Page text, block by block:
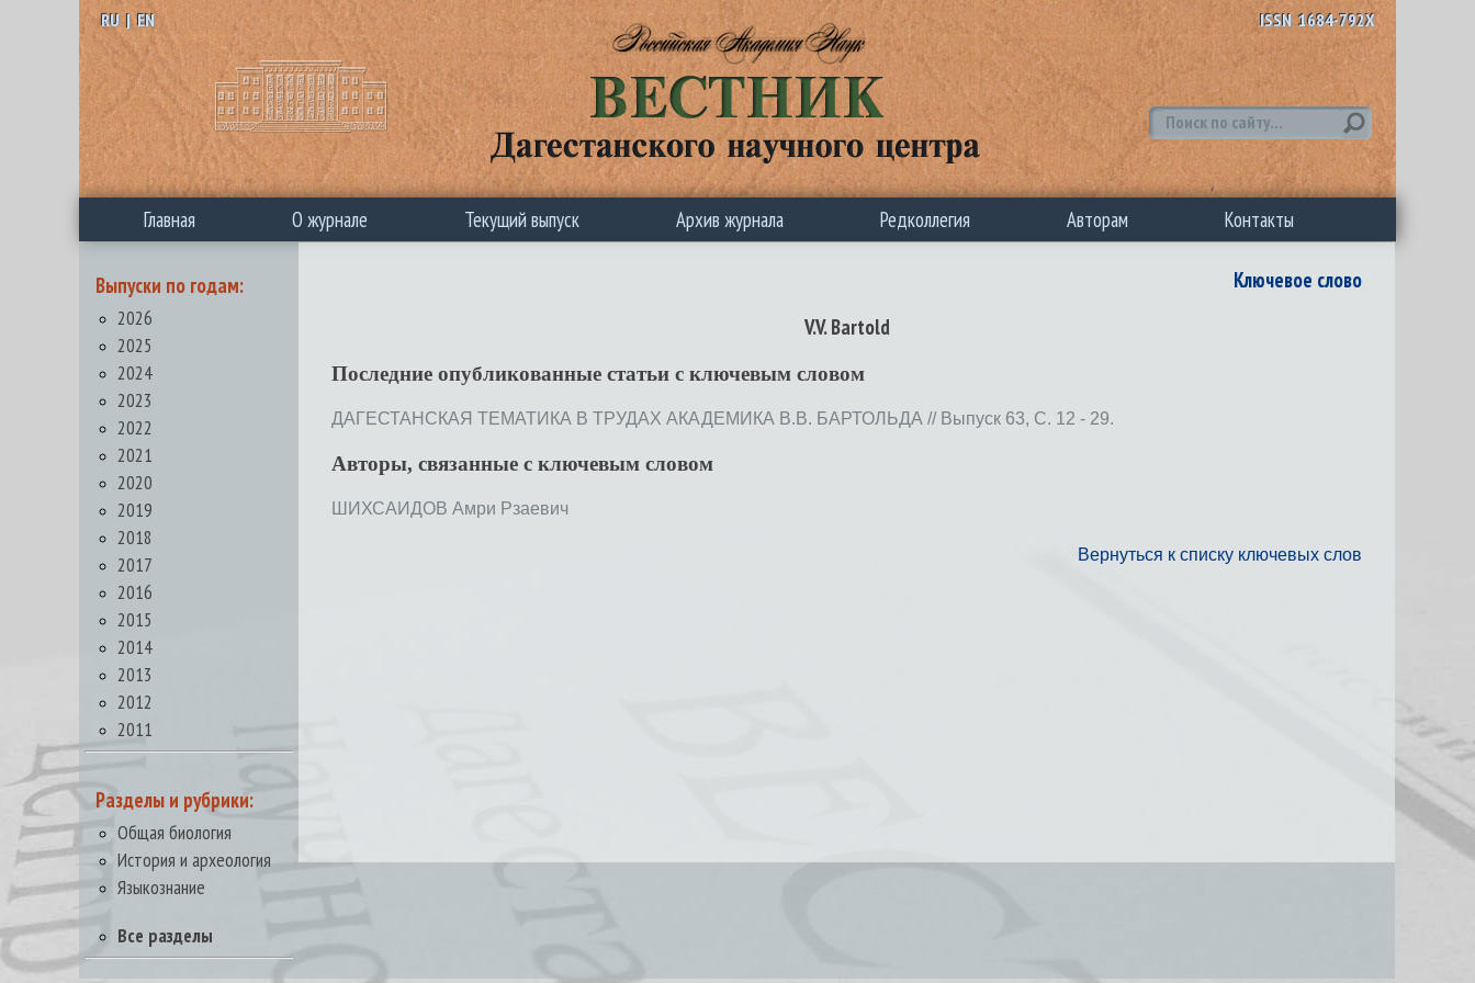
RU | EN ISSN 1684-792X
Главная О журнале Текущий выпуск Архив журнала Редколлегия Авторам Контакты
Выпуски по годам:
2026
2025
2024
2023
2022
2021
2020
2019
2018
2017
2016
2015
2014
2013
2012
2011
Разделы и рубрики:
Общая биология
История и археология
Языкознание
Все разделы
Ключевое слово
V.V. Bartold
Последние опубликованные статьи c ключевым словом
ДАГЕСТАНСКАЯ ТЕМАТИКА В ТРУДАХ АКАДЕМИКА В.В. БАРТОЛЬДА // Выпуск 63, С. 12 - 29.
Авторы, связанные с ключевым словом
ШИХСАИДОВ Амри Рзаевич
Вернуться к списку ключевых слов